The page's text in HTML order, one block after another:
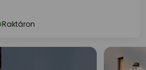
Raktáron